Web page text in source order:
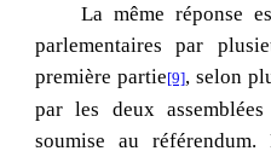
La même réponse
parlementaires par
première partie[9], selon
par les deux
soumise au